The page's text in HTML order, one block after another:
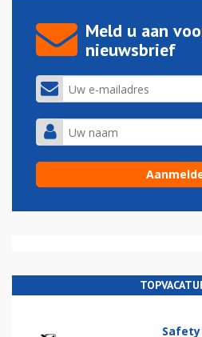
Meld u aan
nieuwsbrief